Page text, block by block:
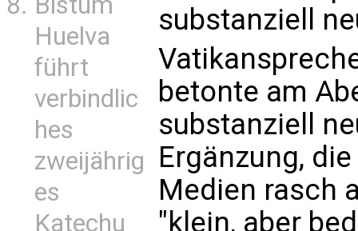
Huelva
führt
verbindlic
hes
zweijährig
es
Katechu
substanziell
betonte am
substanziell
Ergänzung,
Medien rasch
"klein, aber